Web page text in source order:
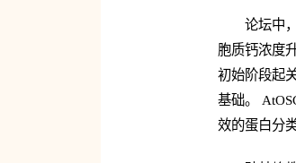
论坛中
胞质钙浓度
初始阶段起
基础。
效的蛋白分